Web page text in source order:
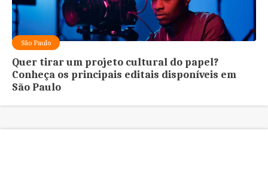
São Paulo
Quer tirar um projeto cultural do papel?
Conheça os principais editais disponíveis em
São Paulo